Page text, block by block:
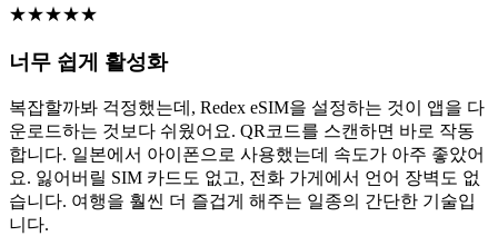
★★★★★
너무 쉽게 활성화
복잡할까봐 걱정했는데, Redex eSIM을 설정하는 것이 앱을 다
운로드하는 것보다 쉬웠어요. QR코드를 스캔하면 바로 작동
합니다. 일본에서 아이폰으로 사용했는데 속도가 아주 좋았어
요. 잃어버릴 SIM 카드도 없고, 전화 가게에서 언어 장벽도 없
습니다. 여행을 훨씬 더 즐겁게 해주는 일종의 간단한 기술입
니다.